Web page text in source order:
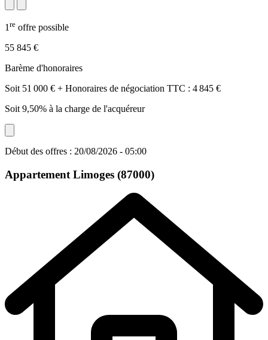
1 re offre possible
55 845 €
Barème d'honoraires
Soit 51 000 € + Honoraires de négociation TTC : 4 845 €
Soit 9,50% à la charge de l'acquéreur
Début des offres : 20/08/2026 - 05:00
Appartement Limoges (87000)